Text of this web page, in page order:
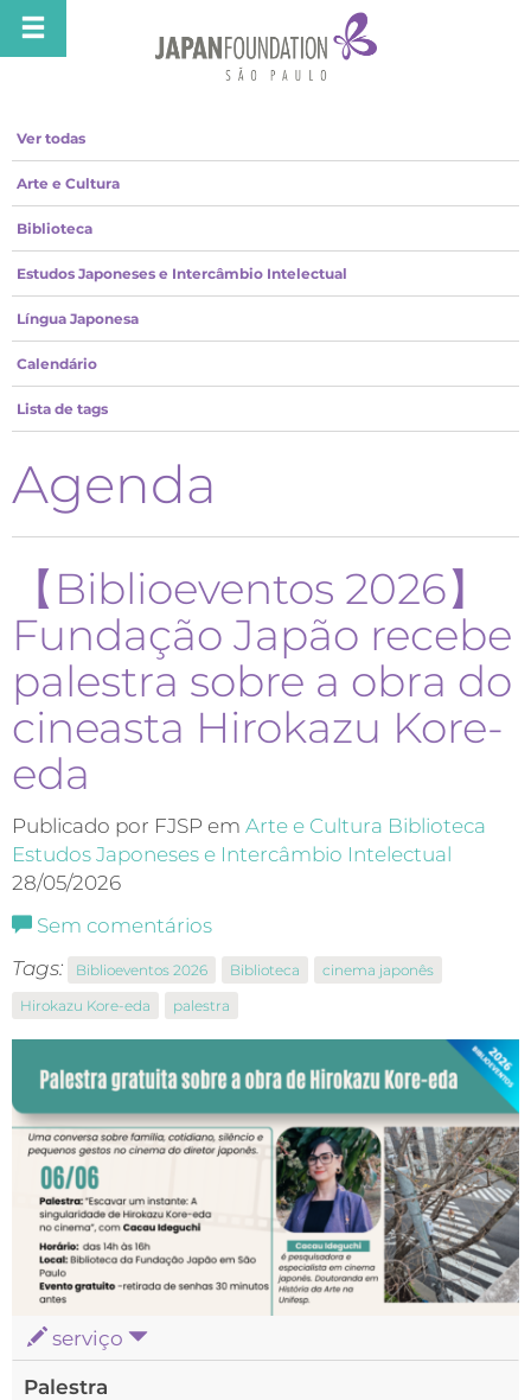
Ver todas
Arte e Cultura
Biblioteca
Estudos Japoneses e Intercâmbio Intelectual
Língua Japonesa
Calendário
Lista de tags
Agenda
【Biblioeventos 2026】
Fundação Japão recebe
palestra sobre a obra do
cineasta Hirokazu Kore-
eda
Publicado por FJSP em Arte e Cultura Biblioteca
Estudos Japoneses e Intercâmbio Intelectual
28/05/2026
Sem comentários
Tags:
Biblioeventos 2026 Biblioteca
cinema japonês
Hirokazu Kore-eda
palestra
serviço
Palestra